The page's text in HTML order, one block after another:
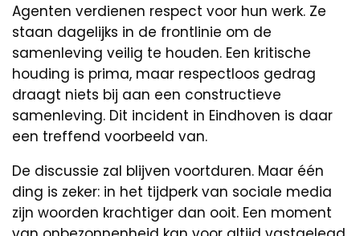
Agenten verdienen respect voor hun werk. Ze
staan dagelijks in de frontlinie om de
samenleving veilig te houden. Een kritische
houding is prima, maar respectloos gedrag
draagt niets bij aan een constructieve
samenleving. Dit incident in Eindhoven is daar
een treffend voorbeeld van.
De discussie zal blijven voortduren. Maar één
ding is zeker: in het tijdperk van sociale media
zijn woorden krachtiger dan ooit. Een moment